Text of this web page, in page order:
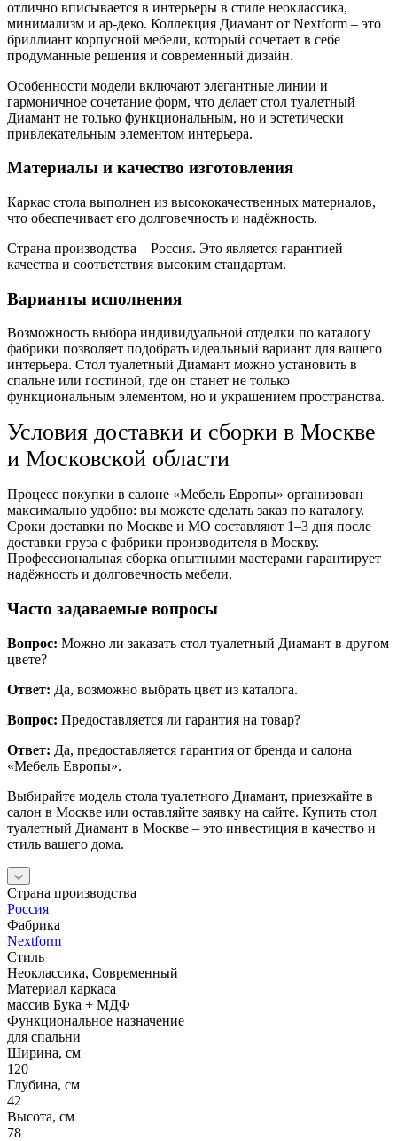
отлично вписывается в интерьеры в стиле неоклассика,
минимализм и ар-деко. Коллекция Диамант от Nextform – это
бриллиант корпусной мебели, который сочетает в себе
продуманные решения и современный дизайн.
Особенности модели включают элегантные линии и
гармоничное сочетание форм, что делает стол туалетный
Диамант не только функциональным, но и эстетически
привлекательным элементом интерьера.
Материалы и качество изготовления
Каркас стола выполнен из высококачественных материалов,
что обеспечивает его долговечность и надёжность.
Страна производства – Россия. Это является гарантией
качества и соответствия высоким стандартам.
Варианты исполнения
Возможность выбора индивидуальной отделки по каталогу
фабрики позволяет подобрать идеальный вариант для вашего
интерьера. Стол туалетный Диамант можно установить в
спальне или гостиной, где он станет не только
функциональным элементом, но и украшением пространства.
Условия доставки и сборки в Москве
и Московской области
Процесс покупки в салоне «Мебель Европы» организован
максимально удобно: вы можете сделать заказ по каталогу.
Сроки доставки по Москве и МО составляют 1–3 дня после
доставки груза с фабрики производителя в Москву.
Профессиональная сборка опытными мастерами гарантирует
надёжность и долговечность мебели.
Часто задаваемые вопросы
Вопрос: Можно ли заказать стол туалетный Диамант в другом
цвете?
Ответ: Да, возможно выбрать цвет из каталога.
Вопрос: Предоставляется ли гарантия на товар?
Ответ: Да, предоставляется гарантия от бренда и салона
«Мебель Европы».
Выбирайте модель стола туалетного Диамант, приезжайте в
салон в Москве или оставляйте заявку на сайте. Купить стол
туалетный Диамант в Москве – это инвестиция в качество и
стиль вашего дома.
Страна производства
Россия
Фабрика
Nextform
Стиль
Неоклассика, Современный
Материал каркаса
массив Бука + МДФ
Функциональное назначение
для спальни
Ширина, см
120
Глубина, см
42
Высота, см
78